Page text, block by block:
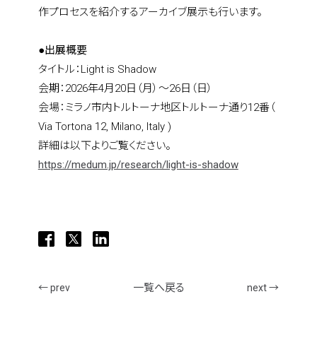
what we do
projects
topics
careers
作プロセスを紹介するアーカイブ展示も行います。
●出展概要
タイトル：Light is Shadow
会期：2026年4月20日（月）～26日（日）
会場：ミラノ市内トルトーナ地区トルトーナ通り12番（
Via Tortona 12, Milano, Italy )
詳細は以下よりご覧ください。
https://medum.jp/research/light-is-shadow
← prev 一覧へ戻る next →